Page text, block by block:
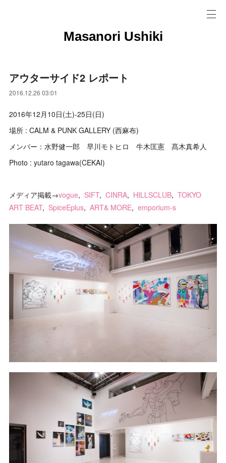
Masanori Ushiki
アウターサイド2 レポート
2016.12.26 03:01
2016年12月10日(土)-25日(日)
場所 : CALM & PUNK GALLERY (西麻布)
メンバー：水野健一郎 早川モトヒロ 牛木匡憲 髙木真希人
Photo : yutaro tagawa(CEKAI)
メディア掲載→vogue, SIFT,CINRA, HILLSCLUB,TOKYO
ART BEAT, SpiceEplus, ART& MORE,emporium-s